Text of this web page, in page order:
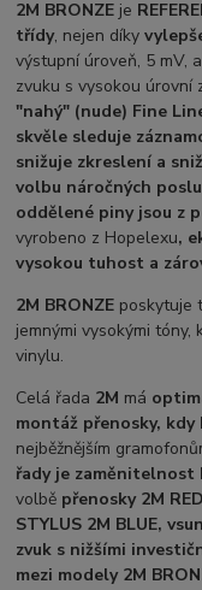
2M BRONZE je
třídy, nejen díky
výstupní úroveň, 5 mV,
zvuku s vysokou
"nahý" (nude) Fine
skvěle sleduje
snižuje zkreslení a
volbu náročných
oddělené piny jsou z
vyrobeno z Hopelexu,
vysokou tuhost a
2M BRONZE poskytuje
jemnými vysokými
vinylu.
Celá řada 2M má
montáž přenosky,
nejběžnějším
řady je zaměnitelnost
volbě přenosky 2M
STYLUS 2M BLUE,
zvuk s nižšími
mezi modely 2M